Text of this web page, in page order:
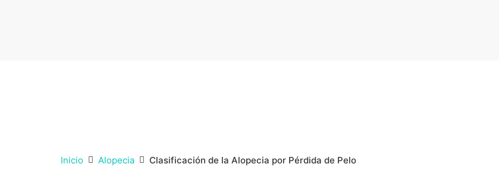
Inicio Alopecia Clasificación de la Alopecia por Pérdida de Pelo